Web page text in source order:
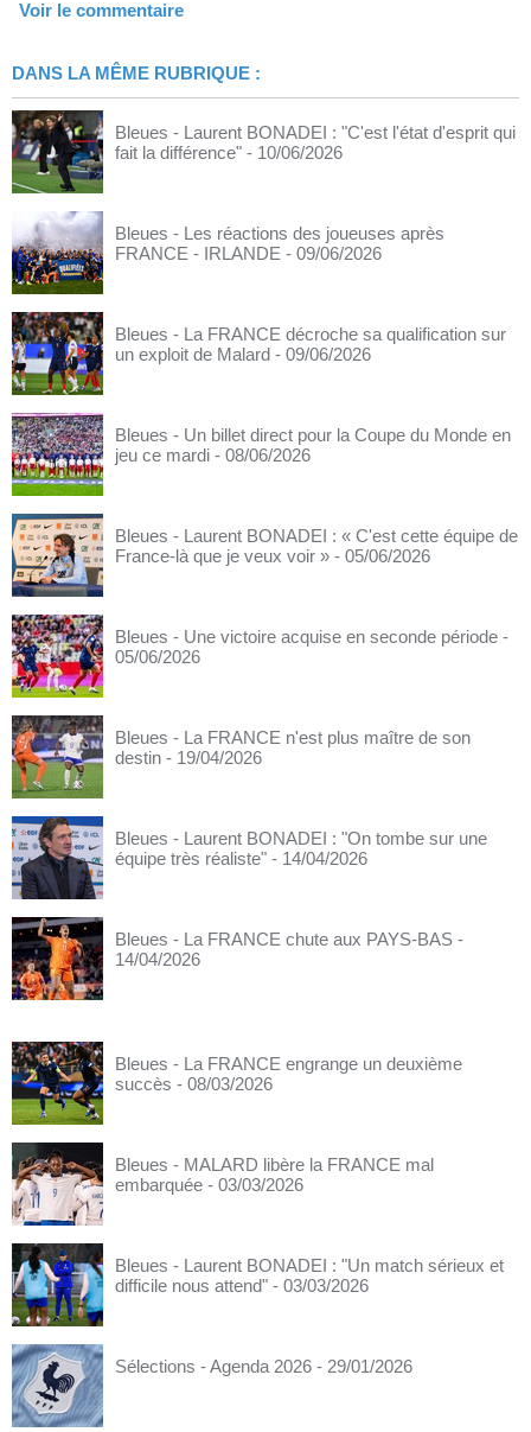
Voir le commentaire
DANS LA MÊME RUBRIQUE :
Bleues - Laurent BONADEI : "C'est l'état d'esprit qui
fait la différence" - 10/06/2026
Bleues - Les réactions des joueuses après
FRANCE - IRLANDE - 09/06/2026
Bleues - La FRANCE décroche sa qualification sur
un exploit de Malard - 09/06/2026
Bleues - Un billet direct pour la Coupe du Monde en
jeu ce mardi - 08/06/2026
Bleues - Laurent BONADEI : « C'est cette équipe de
France-là que je veux voir » - 05/06/2026
Bleues - Une victoire acquise en seconde période -
05/06/2026
Bleues - La FRANCE n'est plus maître de son
destin - 19/04/2026
Bleues - Laurent BONADEI : "On tombe sur une
équipe très réaliste" - 14/04/2026
Bleues - La FRANCE chute aux PAYS-BAS -
14/04/2026
Bleues - La FRANCE engrange un deuxième
succès - 08/03/2026
Bleues - MALARD libère la FRANCE mal
embarquée - 03/03/2026
Bleues - Laurent BONADEI : "Un match sérieux et
difficile nous attend" - 03/03/2026
Sélections - Agenda 2026 - 29/01/2026